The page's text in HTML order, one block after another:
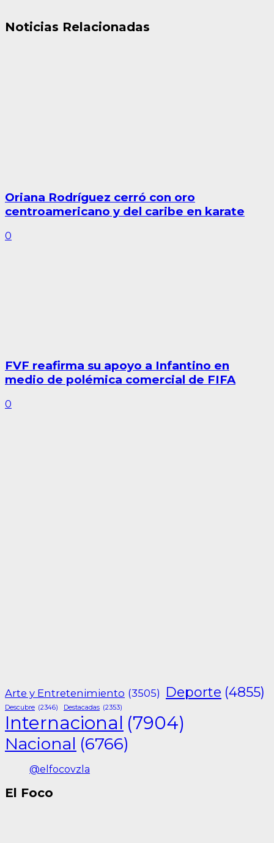
Noticias Relacionadas
Oriana Rodríguez cerró con oro
centroamericano y del caribe en karate
0
FVF reafirma su apoyo a Infantino en
medio de polémica comercial de FIFA
0
Arte y Entretenimiento (3505) Deporte (4855)
Descubre (2346) Destacadas (2353)
Internacional (7904)
Nacional (6766)
@elfocovzla
El Foco